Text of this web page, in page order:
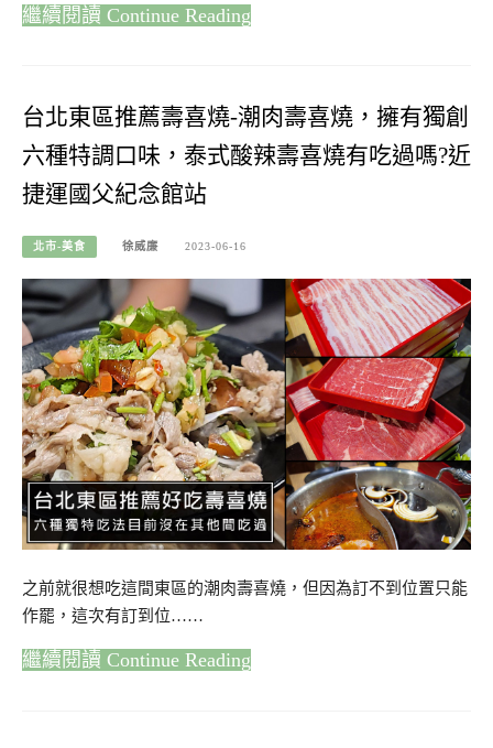
Continue Reading
台北東區推薦壽喜燒-潮肉壽喜燒，擁有獨創
六種特調口味，泰式酸辣壽喜燒有吃過嗎?近
捷運國父紀念館站
北市-美食 徐威廉 2023-06-16
之前就很想吃這間東區的潮肉壽喜燒，但因為訂不到位置只能
作罷，這次有訂到位……
Continue Reading